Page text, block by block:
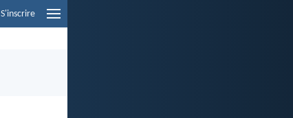
S'inscrire